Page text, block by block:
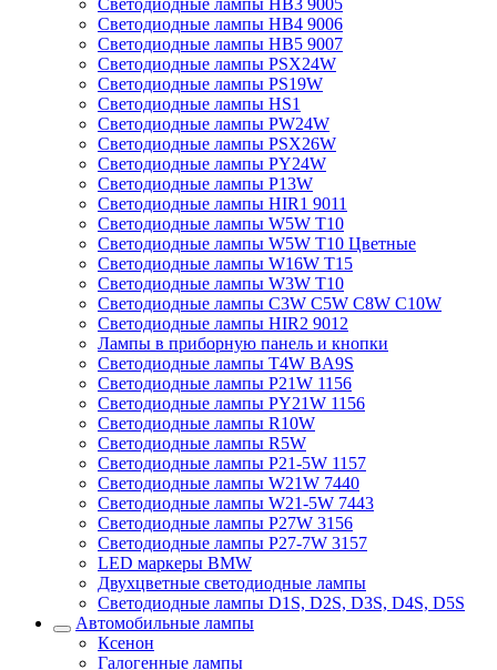
Светодиодные лампы HB3 9005
Светодиодные лампы HB4 9006
Светодиодные лампы HB5 9007
Светодиодные лампы PSX24W
Светодиодные лампы PS19W
Светодиодные лампы HS1
Светодиодные лампы PW24W
Светодиодные лампы PSX26W
Светодиодные лампы PY24W
Светодиодные лампы P13W
Светодиодные лампы HIR1 9011
Светодиодные лампы W5W T10
Светодиодные лампы W5W T10 Цветные
Светодиодные лампы W16W Т15
Светодиодные лампы W3W T10
Светодиодные лампы C3W C5W C8W C10W
Светодиодные лампы HIR2 9012
Лампы в приборную панель и кнопки
Светодиодные лампы T4W BA9S
Светодиодные лампы P21W 1156
Светодиодные лампы PY21W 1156
Светодиодные лампы R10W
Светодиодные лампы R5W
Светодиодные лампы P21-5W 1157
Светодиодные лампы W21W 7440
Светодиодные лампы W21-5W 7443
Светодиодные лампы P27W 3156
Светодиодные лампы P27-7W 3157
LED маркеры BMW
Двухцветные светодиодные лампы
Светодиодные лампы D1S, D2S, D3S, D4S, D5S
Автомобильные лампы
Ксенон
Галогенные лампы